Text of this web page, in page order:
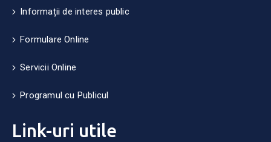
Informații de interes public
Formulare Online
Servicii Online
Programul cu Publicul
Link-uri utile